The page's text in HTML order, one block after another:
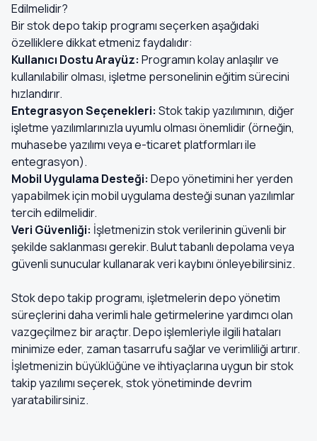
Edilmelidir?
Bir stok depo takip programı seçerken aşağıdaki
özelliklere dikkat etmeniz faydalıdır:
Kullanıcı Dostu Arayüz: Programın kolay anlaşılır ve
kullanılabilir olması, işletme personelinin eğitim sürecini
hızlandırır.
Entegrasyon Seçenekleri: Stok takip yazılımının, diğer
işletme yazılımlarınızla uyumlu olması önemlidir (örneğin,
muhasebe yazılımı veya e-ticaret platformları ile
entegrasyon).
Mobil Uygulama Desteği: Depo yönetimini her yerden
yapabilmek için mobil uygulama desteği sunan yazılımlar
tercih edilmelidir.
Veri Güvenliği: İşletmenizin stok verilerinin güvenli bir
şekilde saklanması gerekir. Bulut tabanlı depolama veya
güvenli sunucular kullanarak veri kaybını önleyebilirsiniz.
Stok depo takip programı, işletmelerin depo yönetim
süreçlerini daha verimli hale getirmelerine yardımcı olan
vazgeçilmez bir araçtır. Depo işlemleriyle ilgili hataları
minimize eder, zaman tasarrufu sağlar ve verimliliği artırır.
İşletmenizin büyüklüğüne ve ihtiyaçlarına uygun bir stok
takip yazılımı seçerek, stok yönetiminde devrim
yaratabilirsiniz.